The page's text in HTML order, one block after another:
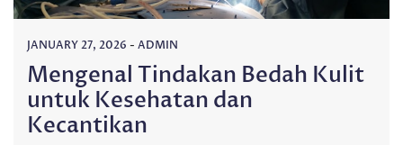
JANUARY 27, 2026 - ADMIN
Mengenal Tindakan Bedah Kulit
untuk Kesehatan dan
Kecantikan